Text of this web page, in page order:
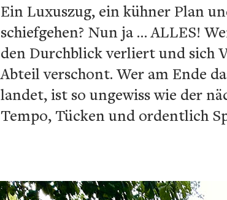
Ein Luxuszug, ein kühner Plan
schiefgehen? Nun ja … ALLES!
den Durchblick verliert und sich
Abteil verschont. Wer am Ende
landet, ist so ungewiss wie der
Tempo, Tücken und ordentlich